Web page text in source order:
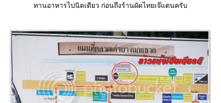
ทานอาหารไปนิดเดียว ก่อนถึงร้านผัดไทยเจ๊แตนครับ